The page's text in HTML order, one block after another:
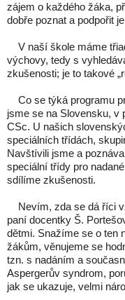
zájem o každého žáka,
dobře poznat a podpořit
V naší škole máme
výchovy, tedy s
zkušenosti; je to takové
Co se týká programu
jsme se na Slovensku, v
CSc. U našich
speciálních třídách,
Navštívili jsme a
speciální třídy pro
sdílíme zkušenosti.
Nevím, zda se dá říci
paní docentky Š.
dětmi. Snažíme se o ten
žákům, věnujeme se
tzn. s nadáním a
Aspergerův syndrom,
jak se ukazuje, velmi